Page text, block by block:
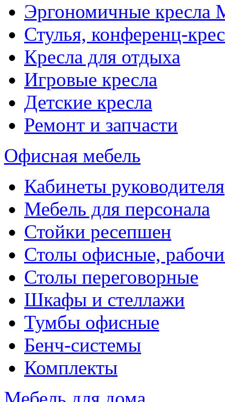
Эргономичные
Стулья, конференц-
Кресла для отдыха
Игровые кресла
Детские кресла
Ремонт и запчасти
Офисная мебель
Кабинеты руководителя
Мебель для персонала
Стойки ресепшен
Столы офисные,
Столы переговорные
Шкафы и стеллажи
Тумбы офисные
Бенч-системы
Комплекты